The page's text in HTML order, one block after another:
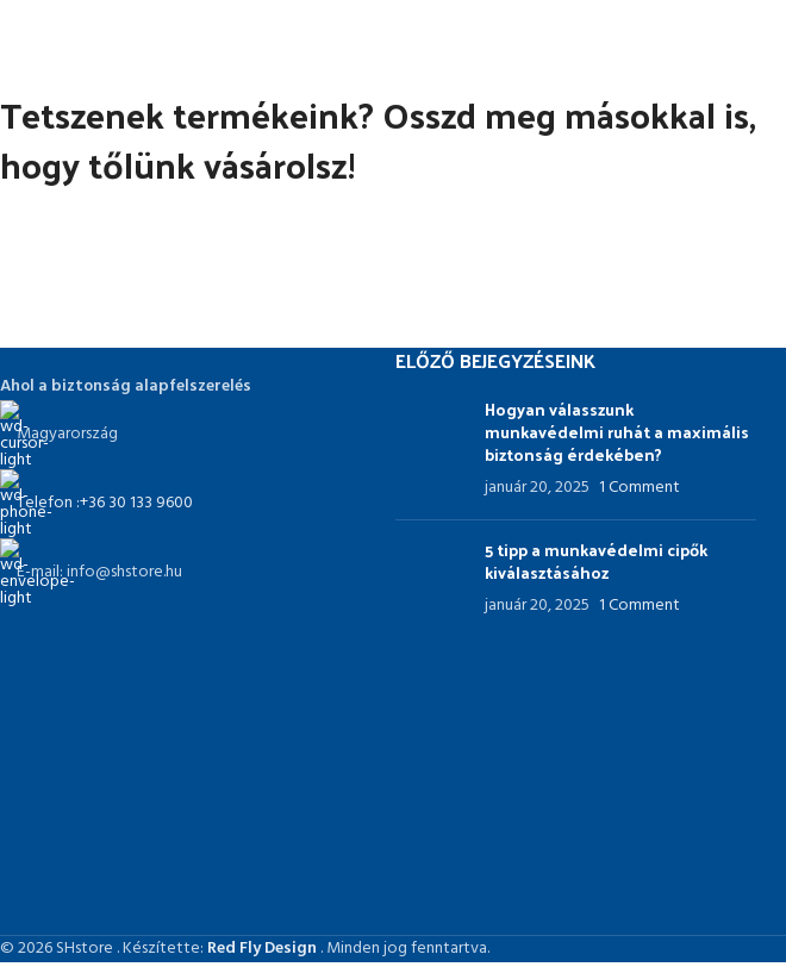
Tetszenek termékeink? Osszd meg másokkal is,
hogy tőlünk vásárolsz!
Ahol a biztonság alapfelszerelés
Magyarország
Telefon :+36 30 133 9600
E-mail: info@shstore.hu
ELŐZŐ BEJEGYZÉSEINK
Hogyan válasszunk
munkavédelmi ruhát a maximális
biztonság érdekében?
január 20, 2025 1 Comment
5 tipp a munkavédelmi cipők
kiválasztásához
január 20, 2025 1 Comment
© 2026 SHstore . Készítette: Red Fly Design . Minden jog fenntartva.